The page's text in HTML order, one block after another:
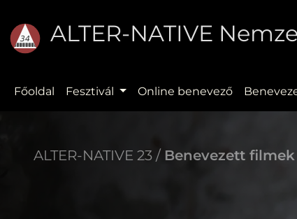
ALTER-NATIVE
Főoldal Fesztivál Online benevező
ALTER-NATIVE 23 / Benevezett filmek